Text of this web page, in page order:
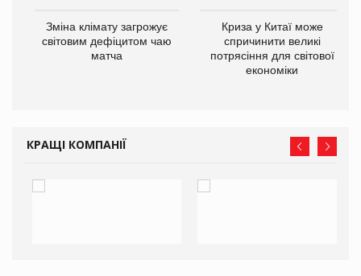
Зміна клімату загрожує
світовим дефіцитом чаю
матча
Криза у Китаї може
спричинити великі
потрясіння для світової
економіки
КРАЩІ КОМПАНІЇ